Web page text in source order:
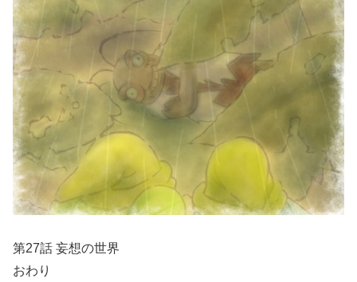
第27話 妄想の世界
おわり